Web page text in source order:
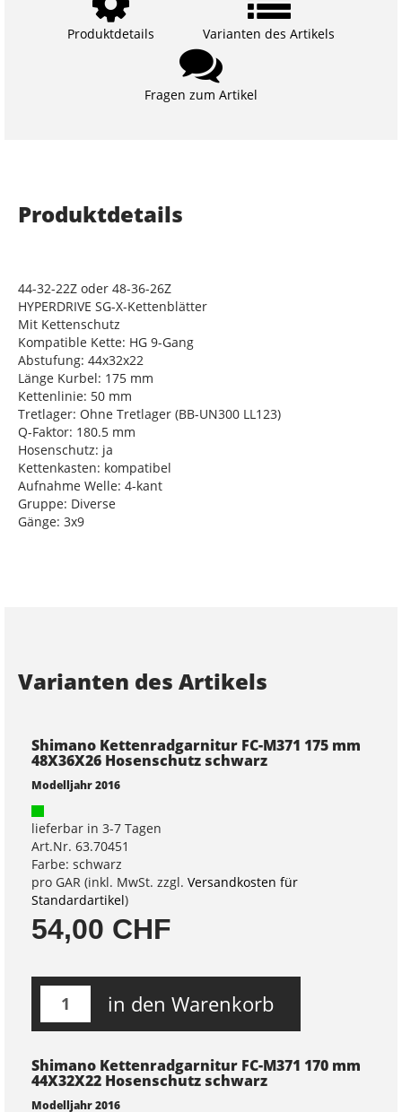
Produktdetails Varianten des Artikels
Fragen zum Artikel
Produktdetails
44-32-22Z oder 48-36-26Z
HYPERDRIVE SG-X-Kettenblätter
Mit Kettenschutz
Kompatible Kette: HG 9-Gang
Abstufung: 44x32x22
Länge Kurbel: 175 mm
Kettenlinie: 50 mm
Tretlager: Ohne Tretlager (BB-UN300 LL123)
Q-Faktor: 180.5 mm
Hosenschutz: ja
Kettenkasten: kompatibel
Aufnahme Welle: 4-kant
Gruppe: Diverse
Gänge: 3x9
Varianten des Artikels
Shimano Kettenradgarnitur FC-M371 175 mm
48X36X26 Hosenschutz schwarz
Modelljahr 2016
lieferbar in 3-7 Tagen
Art.Nr. 63.70451
Farbe: schwarz
pro GAR (inkl. MwSt. zzgl. Versandkosten für
Standardartikel)
54,00 CHF
in den Warenkorb
Shimano Kettenradgarnitur FC-M371 170 mm
44X32X22 Hosenschutz schwarz
Modelljahr 2016